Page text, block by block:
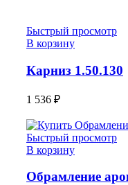
Быстрый просмотр
В корзину
Карниз 1.50.130
1 536 ₽
Быстрый просмотр
В корзину
Обрамление